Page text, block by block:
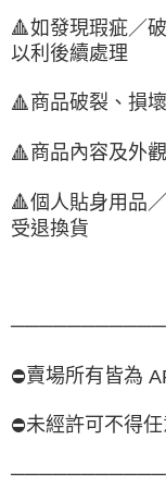
🔺如發現瑕疵／
以利後續處理
🔺商品破裂、損
🔺商品內容及外
🔺個人貼身用品
受退換貨
⛔賣場所有皆為
⛔未經許可不得